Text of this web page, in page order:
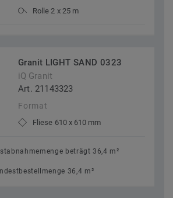
Rolle 2 x 25 m
Granit LIGHT SAND 0323
iQ Granit
Art. 21143323
Format
Fliese 610 x 610 mm
beträgt 36,4 m²
36,4 m²